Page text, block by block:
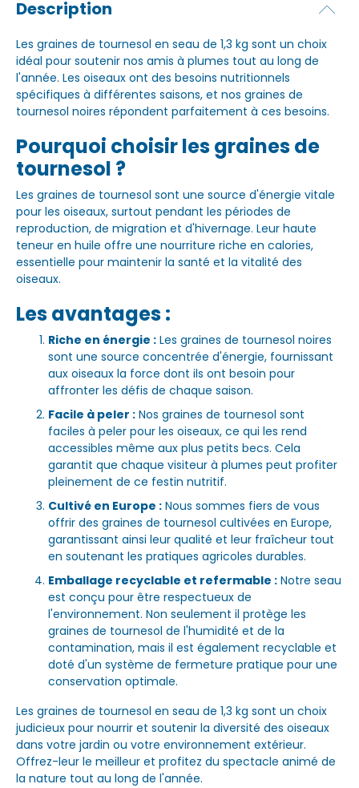
Description
Les graines de tournesol en seau de 1,3 kg sont un choix
idéal pour soutenir nos amis à plumes tout au long de
l'année. Les oiseaux ont des besoins nutritionnels
spécifiques à différentes saisons, et nos graines de
tournesol noires répondent parfaitement à ces besoins.
Pourquoi choisir les graines de
tournesol ?
Les graines de tournesol sont une source d'énergie vitale
pour les oiseaux, surtout pendant les périodes de
reproduction, de migration et d'hivernage. Leur haute
teneur en huile offre une nourriture riche en calories,
essentielle pour maintenir la santé et la vitalité des
oiseaux.
Les avantages :
Riche en énergie : Les graines de tournesol noires
sont une source concentrée d'énergie, fournissant
aux oiseaux la force dont ils ont besoin pour
affronter les défis de chaque saison.
Facile à peler : Nos graines de tournesol sont
faciles à peler pour les oiseaux, ce qui les rend
accessibles même aux plus petits becs. Cela
garantit que chaque visiteur à plumes peut profiter
pleinement de ce festin nutritif.
Cultivé en Europe : Nous sommes fiers de vous
offrir des graines de tournesol cultivées en Europe,
garantissant ainsi leur qualité et leur fraîcheur tout
en soutenant les pratiques agricoles durables.
Emballage recyclable et refermable : Notre seau
est conçu pour être respectueux de
l'environnement. Non seulement il protège les
graines de tournesol de l'humidité et de la
contamination, mais il est également recyclable et
doté d'un système de fermeture pratique pour une
conservation optimale.
Les graines de tournesol en seau de 1,3 kg sont un choix
judicieux pour nourrir et soutenir la diversité des oiseaux
dans votre jardin ou votre environnement extérieur.
Offrez-leur le meilleur et profitez du spectacle animé de
la nature tout au long de l'année.